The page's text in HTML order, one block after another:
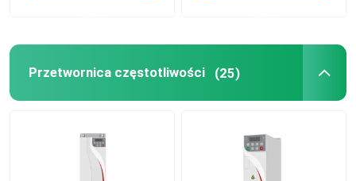
Przetwornica częstotliwości (25)